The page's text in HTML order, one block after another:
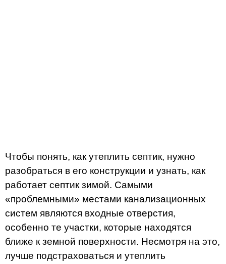
Чтобы понять, как утеплить септик, нужно
разобраться в его конструкции и узнать, как
работает септик зимой. Самыми
«проблемными» местами канализационных
систем являются входные отверстия,
особенно те участки, которые находятся
ближе к земной поверхности. Несмотря на это,
лучше подстраховаться и утеплить